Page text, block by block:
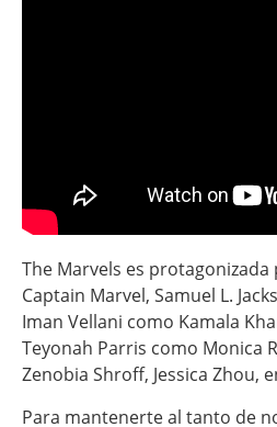
The Marvels es
Captain Marvel, Samuel L.
Iman Vellani como Kamala
Teyonah Parris como Monica
Zenobia Shroff, Jessica Zhou,
Para mantenerte al tanto de